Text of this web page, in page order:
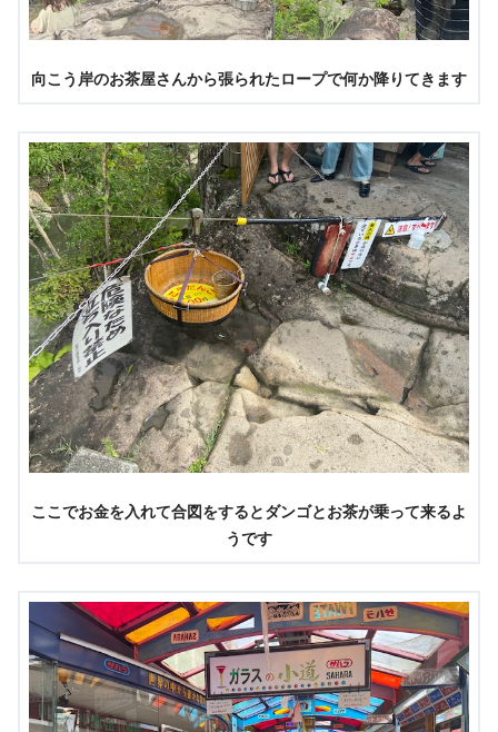
向こう岸のお茶屋さんから張られたロープで何か降りてきます
ここでお金を入れて合図をするとダンゴとお茶が乗って来るよ
うです